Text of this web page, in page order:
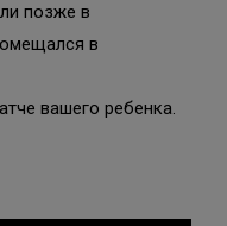
позже в
в
вашего ребенка.